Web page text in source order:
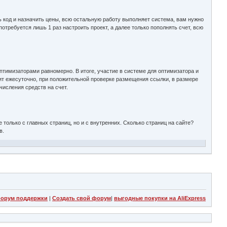
и назначить цены, всю остальную работу выполняет система, вам нужно
лишь 1 раз настроить проект, а далее только пополнять счет, всю
равномерно. В итоге, участие в системе для оптимизатора и
ежесуточно, при положительной проверке размещения ссылки, в размере
средств на счет.
с главных страниц, но и с внутренних. Сколько страниц на сайте?
поддержки | Создать свой форум| выгодные покупки на AliExpress